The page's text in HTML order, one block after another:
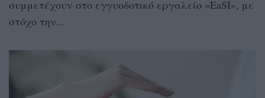
συμμετέχουν στο εγγυοδοτικό εργαλείο «EaSI», με
στόχο την...